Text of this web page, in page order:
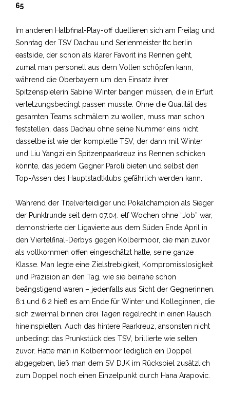
65
Im anderen Halbfinal-Play-off duellieren sich am Freitag und
Sonntag der TSV Dachau und Serienmeister ttc berlin
eastside, der schon als klarer Favorit ins Rennen geht,
zumal man personell aus dem Vollen schöpfen kann,
während die Oberbayern um den Einsatz ihrer
Spitzenspielerin Sabine Winter bangen müssen, die in Erfurt
verletzungsbedingt passen musste. Ohne die Qualität des
gesamten Teams schmälern zu wollen, muss man schon
feststellen, dass Dachau ohne seine Nummer eins nicht
dasselbe ist wie der komplette TSV, der dann mit Winter
und Liu Yangzi ein Spitzenpaarkreuz ins Rennen schicken
könnte, das jedem Gegner Paroli bieten und selbst den
Top-Assen des Hauptstadtklubs gefährlich werden kann.
Während der Titelverteidiger und Pokalchampion als Sieger
der Punktrunde seit dem 07.04. elf Wochen ohne “Job” war,
demonstrierte der Ligavierte aus dem Süden Ende April in
den Viertelfinal-Derbys gegen Kolbermoor, die man zuvor
als vollkommen offen eingeschätzt hatte, seine ganze
Klasse. Man legte eine Zielstrebigkeit, Kompromisslosigkeit
und Präzision an den Tag, wie sie beinahe schon
beängstigend waren – jedenfalls aus Sicht der Gegnerinnen.
6:1 und 6:2 hieß es am Ende für Winter und Kolleginnen, die
sich zweimal binnen drei Tagen regelrecht in einen Rausch
hineinspielten. Auch das hintere Paarkreuz, ansonsten nicht
unbedingt das Prunkstück des TSV, brillierte wie selten
zuvor. Hatte man in Kolbermoor lediglich ein Doppel
abgegeben, ließ man dem SV DJK im Rückspiel zusätzlich
zum Doppel noch einen Einzelpunkt durch Hana Arapovic.